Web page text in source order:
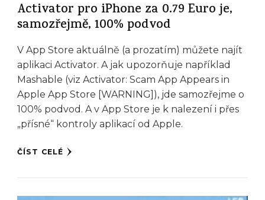
Activator pro iPhone za 0.79 Euro je,
samozřejmě, 100% podvod
V App Store aktuálně (a prozatím) můžete najít
aplikaci Activator. A jak upozorňuje například
Mashable (viz Activator: Scam App Appears in
Apple App Store [WARNING]), jde samozřejme o
100% podvod. A v App Store je k nalezení i přes
„přísné“ kontroly aplikací od Apple.
ČÍST CELÉ